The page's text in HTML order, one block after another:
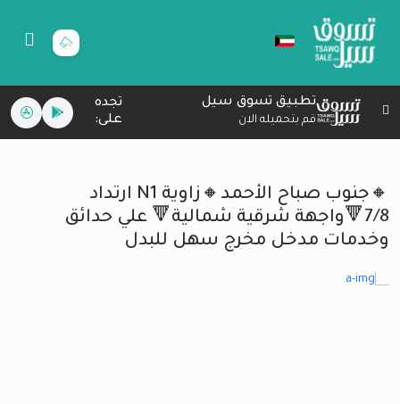
تطبيق تسوق سيل
قم بتحميله الان
تجده
على:
🔸جنوب صباح الأحمد🔸زاوية N1 ارتداد
7/8🔻واجهة شرقية شمالية🔻 علي حدائق
وخدمات مدخل مخرج سهل للبدل